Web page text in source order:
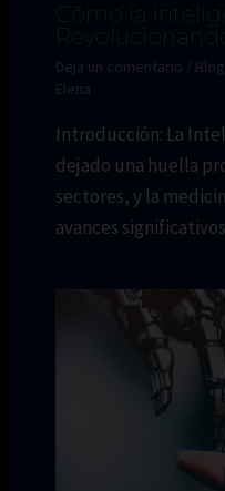
Cómo la
Deja un comentario / Blog
Elena
Introducción: La
dejado una huella
sectores, y la
avances